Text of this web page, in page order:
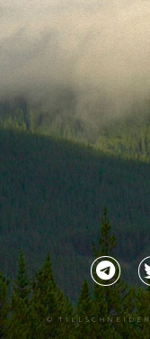
©TILLSCHNEIDER